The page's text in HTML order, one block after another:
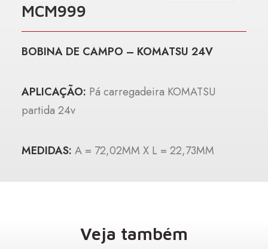
MCM999
BOBINA DE CAMPO – KOMATSU 24V
APLICAÇÃO: Pá carregadeira KOMATSU
partida 24v
MEDIDAS: A = 72,02MM X L = 22,73MM
Veja também